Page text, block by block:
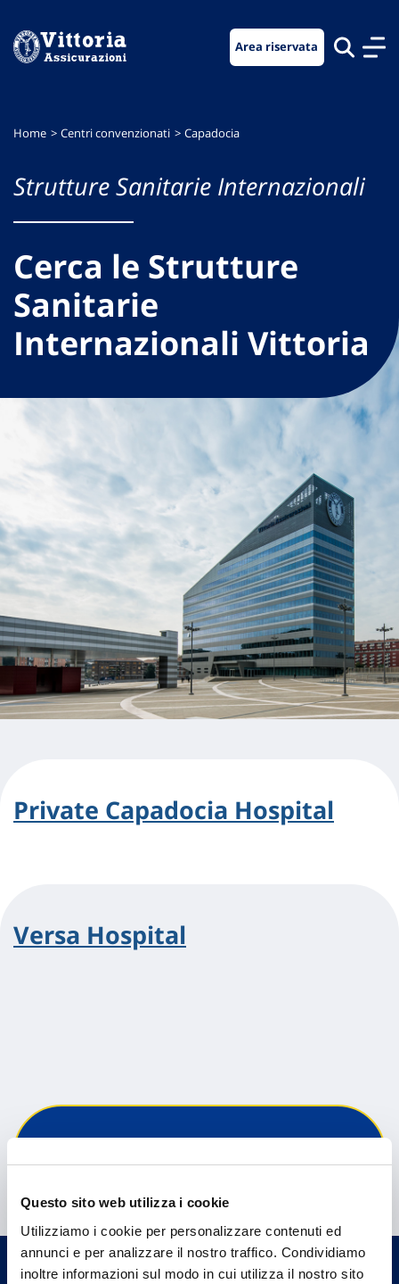
Questo sito web utilizza i cookie
Utilizziamo i cookie per personalizzare contenuti ed
annunci e per analizzare il nostro traffico. Condividiamo
inoltre informazioni sul modo in cui utilizza il nostro sito
menu
contenuto
footer
Area riservata
Home Centri convenzionati Capadocia
Strutture Sanitarie Internazionali
Cerca le Strutture
Sanitarie
Internazionali Vittoria
Private Capadocia Hospital
Versa Hospital
Hai bisogno di
informazioni?
Trova l'Agenzia più vicina a te e parla con
un nostro Agente.